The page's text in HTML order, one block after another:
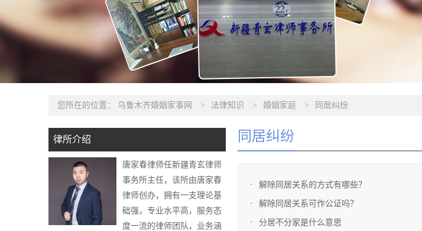
您所在的位置： 乌鲁木齐婚姻家事网 > 法律知识 > 婚姻家庭 > 同居纠纷
律所介绍
唐家春律师任新疆青玄律师
事务所主任，该所由唐家春
律师创办，拥有一支理论基
础强，专业水平高，服务态
度一流的律师团队，业务涵
同居纠纷
解除同居关系的方式有哪些？
解除同居关系可作公证吗？
分居不分家是什么意思